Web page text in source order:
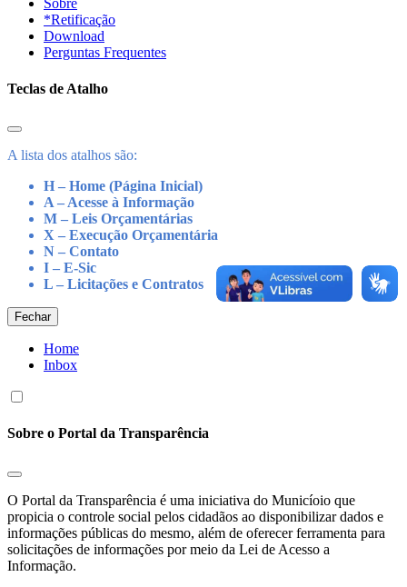
Sobre
*Retificação
Download
Perguntas Frequentes
Teclas de Atalho
A lista dos atalhos são:
H – Home (Página Inicial)
A – Acesse à Informação
M – Leis Orçamentárias
X – Execução Orçamentária
N – Contato
I – E-Sic
L – Licitações e Contratos
Fechar
Home
Inbox
Sobre o Portal da Transparência
O Portal da Transparência é uma iniciativa do Municíoio que
propicia o controle social pelos cidadãos ao disponibilizar dados e
informações públicas do mesmo, além de oferecer ferramenta para
solicitações de informações por meio da Lei de Acesso a
Informação.